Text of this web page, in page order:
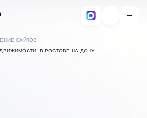
САЙТОВ
В РОСТОВЕ-НА-ДОНУ